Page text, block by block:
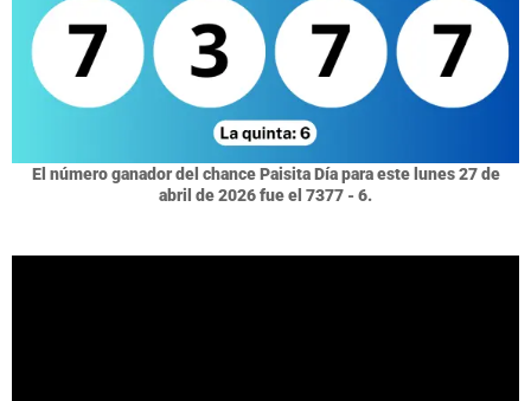
El número ganador del chance Paisita Día para este lunes 27 de
abril de 2026 fue el 7377 - 6.